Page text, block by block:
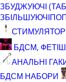
ЗБУДЖУЮЧІ
ЗБІЛЬШУЮЧІ
БДСМ, ФЕТІШ
АНАЛЬНІ
БДСМ НАБОРИ